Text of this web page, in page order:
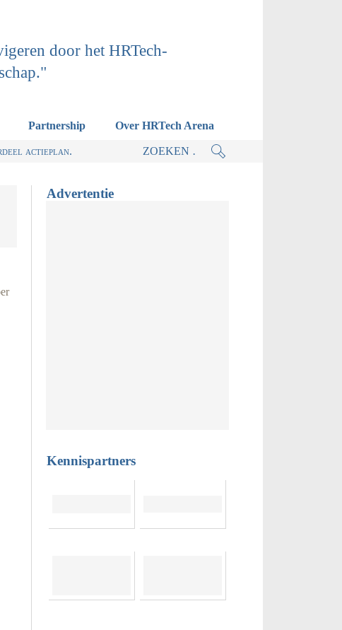
door het HRTech-
Partnership Over HRTech Arena
actieplan.
Advertentie
Kennispartners